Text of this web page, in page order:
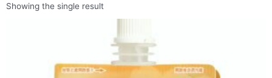
Showing the single result